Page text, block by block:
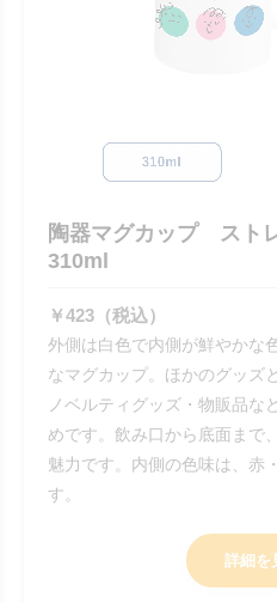
陶器マグカップ ス
310ml
￥423（税込）
外側は白色で内側が鮮やかな
なマグカップ。ほかのグッズ
ノベルティグッズ・物販品な
めです。飲み口から底面まで
魅力です。内側の色味は、赤
す。
詳細を